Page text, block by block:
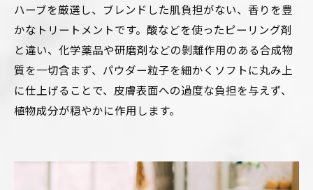
ハーブを厳選し、ブレンドした肌負担がない、香りを豊
かなトリートメントです。酸などを使ったピーリング剤
と違い、化学薬品や研磨剤などの剝離作用のある合成物
質を一切含まず、パウダー粒子を細かくソフトに丸み上
に仕上げることで、皮膚表面への過度な負担を与えず、
植物成分が穏やかに作用します。